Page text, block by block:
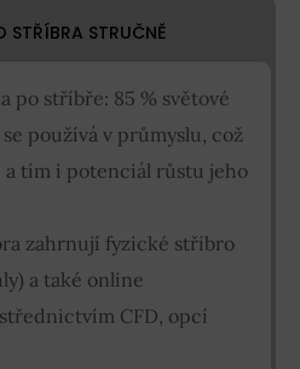
STŘÍBRA STRUČNĚ
po stříbře: 85 % světové
používá v průmyslu, což
a tím i potenciál růstu jeho
zahrnují fyzické stříbro
a také online
CFD, opcí